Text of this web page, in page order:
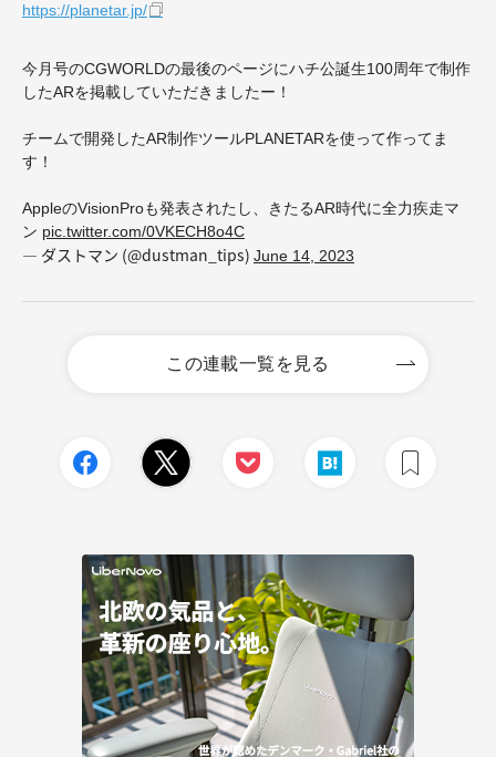
https://planetar.jp/
今月号のCGWORLDの最後のページにハチ公誕生100周年で制作
したARを掲載していただきましたー！
チームで開発したAR制作ツールPLANETARを使って作ってま
す！
AppleのVisionProも発表されたし、きたるAR時代に全力疾走マ
ン pic.twitter.com/0VKECH8o4C
— ダストマン (@dustman_tips) June 14, 2023
この連載一覧を見る